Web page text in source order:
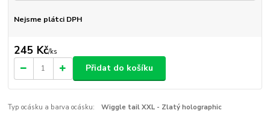
Nejsme plátci DPH
245 Kč/ks
Přidat do košíku
Typ ocásku a barva ocásku: Wiggle tail XXL - Zlatý holographic